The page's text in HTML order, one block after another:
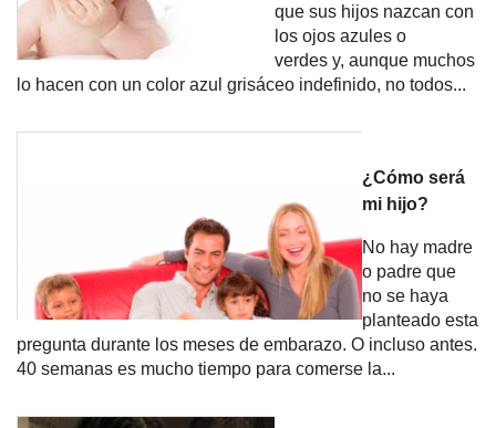
que sus hijos nazcan con
los ojos azules o
verdes y, aunque muchos
lo hacen con un color azul grisáceo indefinido, no todos...
¿Cómo será
mi hijo?
No hay madre
o padre que
no se haya
planteado esta
pregunta durante los meses de embarazo. O incluso antes.
40 semanas es mucho tiempo para comerse la...